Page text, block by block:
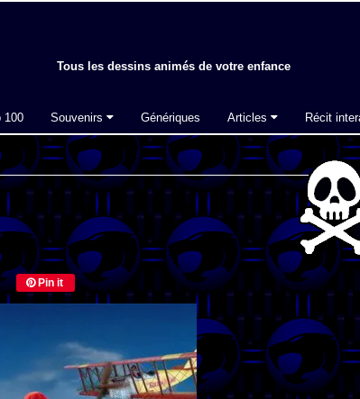
Tous les dessins animés de votre enfance
100 Souvenirs Génériques Articles Récit
Pin it